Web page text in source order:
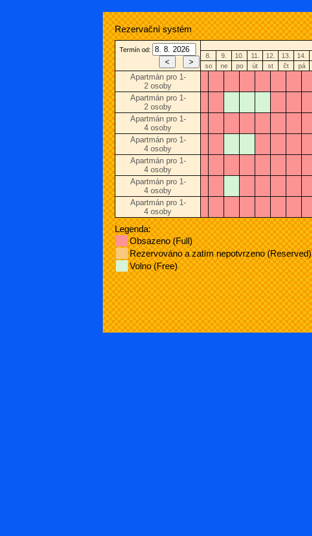
Rezervační systém
Termín od:
8.
9. 10. 11. 12. 13. 14.
so
ne po út st čt pá
Apartmán pro 1-
2 osoby
Apartmán pro 1-
2 osoby
Apartmán pro 1-
4 osoby
Apartmán pro 1-
4 osoby
Apartmán pro 1-
4 osoby
Apartmán pro 1-
4 osoby
Apartmán pro 1-
4 osoby
Legenda:
Obsazeno (Full)
Rezervováno a zatím nepotvrzeno (Reserved)
Volno (Free)